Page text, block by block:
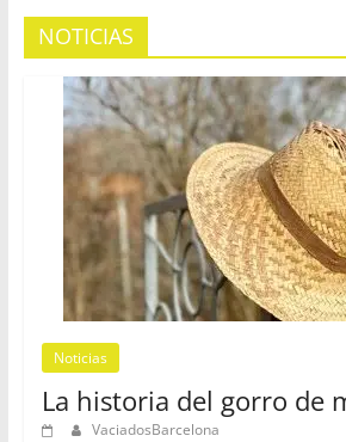
NOTICIAS
Noticias
La historia del gorro de
VaciadosBarcelona